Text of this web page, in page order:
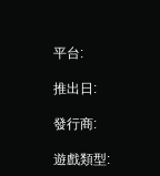
平台:
推出日:
發行商:
遊戲類型: